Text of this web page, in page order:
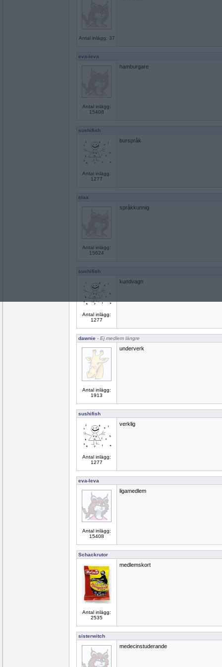
Antal inlägg: 37
eva-leva
Antal inlägg:
15408
hamburgare
sushifish
Antal inlägg:
1277
burspråk
elaa
Antal inlägg:
15624
språkkunnig
sushifish
Antal inlägg:
1277
kundvagn
dawnie - Ej medlem längre
Antal inlägg:
1913
underverk
sushifish
Antal inlägg:
1277
verklig
eva-leva
Antal inlägg:
15408
ligamedlem
Schackrutor
Antal inlägg:
2535
medlemskort
sisterwitch
medecinstuderande